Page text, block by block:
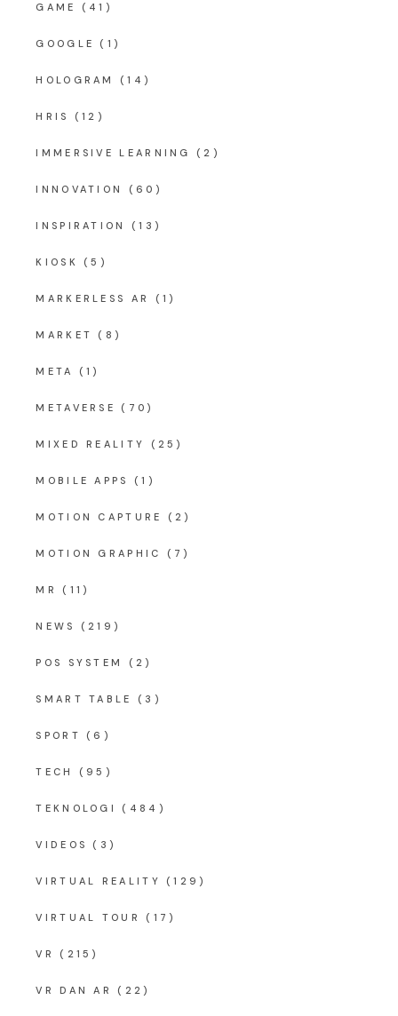
GAME (41)
GOOGLE (1)
HOLOGRAM (14)
HRIS (12)
IMMERSIVE LEARNING (2)
INNOVATION (60)
INSPIRATION (13)
KIOSK (5)
MARKERLESS AR (1)
MARKET (8)
META (1)
METAVERSE (70)
MIXED REALITY (25)
MOBILE APPS (1)
MOTION CAPTURE (2)
MOTION GRAPHIC (7)
MR (11)
NEWS (219)
POS SYSTEM (2)
SMART TABLE (3)
SPORT (6)
TECH (95)
TEKNOLOGI (484)
VIDEOS (3)
VIRTUAL REALITY (129)
VIRTUAL TOUR (17)
VR (215)
VR DAN AR (22)